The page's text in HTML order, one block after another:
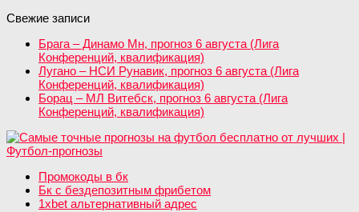
Свежие записи
Брага – Динамо Мн, прогноз 6 августа (Лига
Конференций, квалификация)
Лугано – НСИ Рунавик, прогноз 6 августа (Лига
Конференций, квалификация)
Борац – МЛ Витебск, прогноз 6 августа (Лига
Конференций, квалификация)
Промокоды в бк
Бк с бездепозитным фрибетом
1xbet альтернативный адрес